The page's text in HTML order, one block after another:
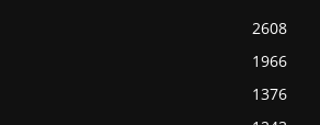
2608
1966
1376